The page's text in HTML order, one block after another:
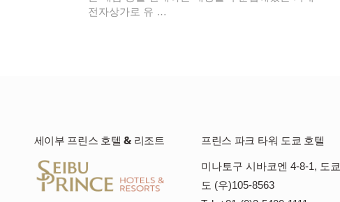
전자상가로 유 …
세이부 프린스 호텔 & 리조트 프린스 파크 타워 도쿄 호텔
미나토구 시바코엔 4-8-1, 도쿄
도 (우)105-8563